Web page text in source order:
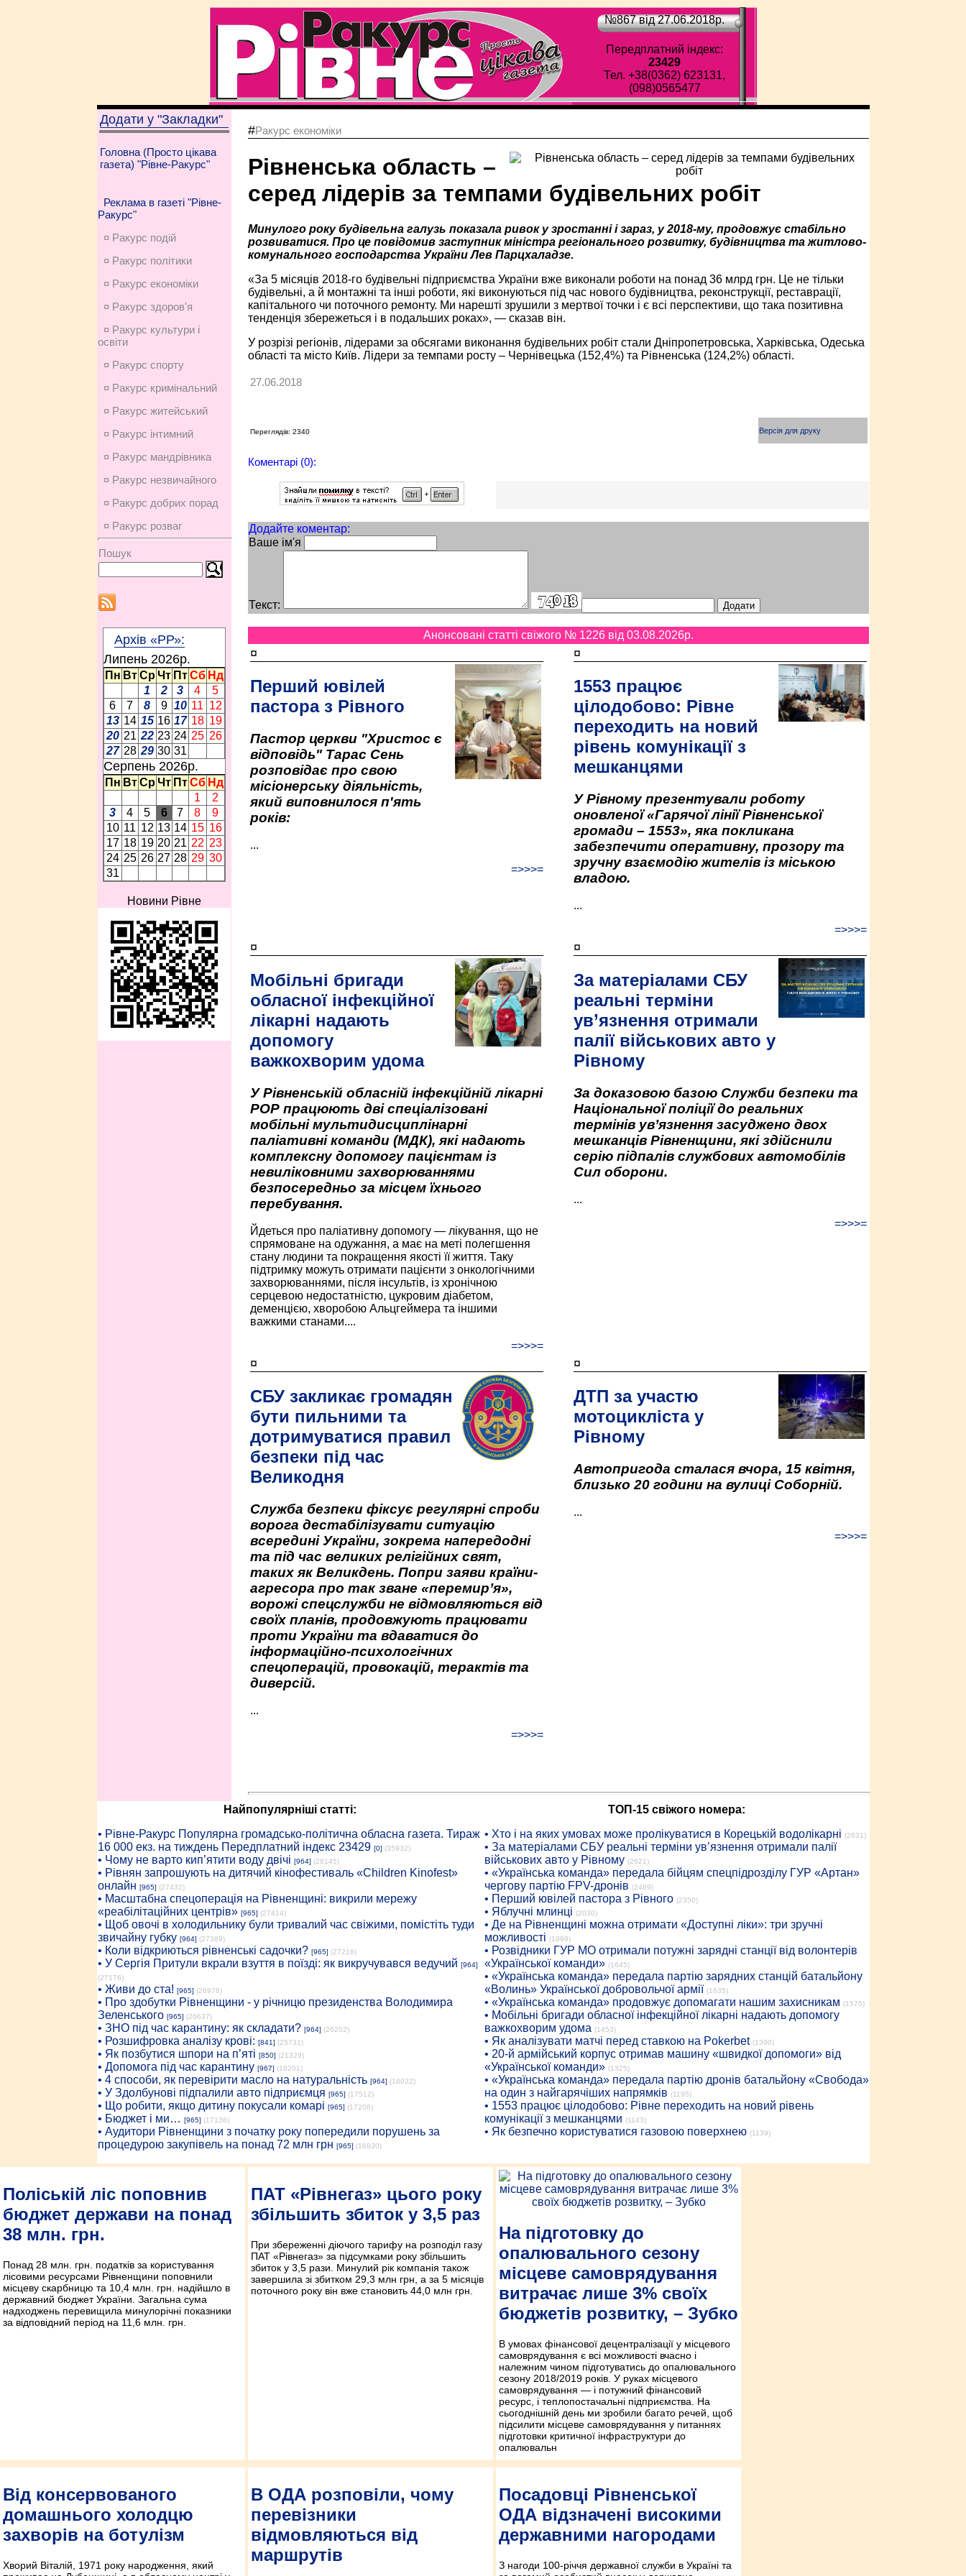
№867 від 27.06.2018p.
Передплатний індекс:
23429
Тел. +38(0362) 623131,
(098)0565477
Додати у "Закладки"
Головна (Просто цікава
газета) "Рівне-Ракурс"
Реклама в газеті "Рівне-
Ракурс"
¤ Ракурс подій
¤ Ракурс політики
¤ Ракурс економiки
¤ Ракурс здоров'я
¤ Ракурс культури і
освіти
¤ Ракурс спорту
¤ Ракурс кримінальний
¤ Ракурс житейський
¤ Ракурс інтимний
¤ Ракурс мандрівника
¤ Ракурс незвичайного
¤ Ракурс добрих порад
¤ Ракурс розваг
Пошук
Архів «РР»:
Липень 2026p.
Пн Вт Ср Чт Пт Сб Нд
1
2 3 4
5
6
7 8 9 10 11 12
13 14 15 16 17 18 19
20 21 22 23 24 25 26
27 28 29 30 31
Серпень 2026p.
Пн Вт Ср Чт Пт Сб Нд
1
2
3
4 5 6 7 8
9
10 11 12 13 14 15 16
17 18 19 20 21 22 23
24 25 26 27 28 29 30
31
Новини Рівне
#Ракурс економiки
Рівненська область –
серед лідерів за темпами будівельних робіт
Минулого року будівельна галузь показала ривок у зростанні і зараз, у 2018-му, продовжує стабільно
розвиватися. Про це повідомив заступник міністра регіонального розвитку, будівництва та житлово-
комунального господарства України Лев Парцхаладзе.
«За 5 місяців 2018-го будівельні підприємства України вже виконали роботи на понад 36 млрд грн. Це не тільки
будівельні, а й монтажні та інші роботи, які виконуються під час нового будівництва, реконструкції, реставрації,
капітального чи поточного ремонту. Ми нарешті зрушили з мертвої точки і є всі перспективи, що така позитивна
тенденція збережеться і в подальших роках», — сказав він.
У розрізі регіонів, лідерами за обсягами виконання будівельних робіт стали Дніпропетровська, Харківська, Одеська
області та місто Київ. Лідери за темпами росту – Чернівецька (152,4%) та Рівненська (124,2%) області.
27.06.2018
Переглядів: 2340 Версія для друку
Коментарі (0):
Додайте коментар:
Ваше ім'я
Текст:
Анонсовані статті свіжого № 1226 від 03.08.2026p.
¤
Перший ювілей
пастора з Рівного
Пастор церкви "Христос є
відповідь" Тарас Сень
розповідає про свою
місіонерську діяльність,
який виповнилося п'ять
років:
...
=>>>=
¤
1553 працює
цілодобово: Рівне
переходить на новий
рівень комунікації з
мешканцями
У Рівному презентували роботу
оновленої «Гарячої лінії Рівненської
громади – 1553», яка покликана
забезпечити оперативну, прозору та
зручну взаємодію жителів із міською
владою.
...
=>>>=
¤
Мобільні бригади
обласної інфекційної
лікарні надають
допомогу
важкохворим удома
У Рівненській обласній інфекційній лікарні
РОР працюють дві спеціалізовані
мобільні мультидисциплінарні
паліативні команди (МДК), які надають
комплексну допомогу пацієнтам із
невиліковними захворюваннями
безпосередньо за місцем їхнього
перебування.
Йдеться про паліативну допомогу — лікування, що не
спрямоване на одужання, а має на меті полегшення
стану людини та покращення якості її життя. Таку
підтримку можуть отримати пацієнти з онкологічними
захворюваннями, після інсультів, із хронічною
серцевою недостатністю, цукровим діабетом,
деменцією, хворобою Альцгеймера та іншими
важкими станами....
=>>>=
¤
За матеріалами СБУ
реальні терміни
ув’язнення отримали
палії військових авто у
Рівному
За доказовою базою Служби безпеки та
Національної поліції до реальних
термінів ув’язнення засуджено двох
мешканців Рівненщини, які здійснили
серію підпалів службових автомобілів
Сил оборони.
...
=>>>=
¤
СБУ закликає громадян
бути пильними та
дотримуватися правил
безпеки під час
Великодня
Служба безпеки фіксує регулярні спроби
ворога дестабілізувати ситуацію
всередині України, зокрема напередодні
та під час великих релігійних свят,
таких як Великдень. Попри заяви країни-
агресора про так зване «перемир’я»,
ворожі спецслужби не відмовляються від
своїх планів, продовжують працювати
проти України та вдаватися до
інформаційно-психологічних
спецоперацій, провокацій, терактів та
диверсій.
...
=>>>=
¤
ДТП за участю
мотоцикліста у
Рівному
Автопригода сталася вчора, 15 квітня,
близько 20 години на вулиці Соборній.
...
=>>>=
Найпопулярніші статті:
• Рiвне-Ракурс Популярна громадсько-політична обласна газета. Тираж
16 000 екз. на тиждень Передплатний індекс 23429 [0] (35932)
• Чому не варто кип’ятити воду двічі [964] (28145)
• Рівнян запрошують на дитячий кінофестиваль «Children Kinofest»
онлайн [965] (27432)
• Масштабна спецоперація на Рівненщині: викрили мережу
«реабілітаційних центрів» [965] (27414)
• Щоб овочі в холодильнику були тривалий час свіжими, помістіть туди
звичайну губку [964] (27389)
• Коли відкриються рівненські садочки? [965] (27216)
• У Сергія Притули вкрали взуття в поїзді: як викручувався ведучий [964]
(27176)
• Живи до ста! [965] (26976)
• Про здобутки Рівненщини - у річницю президенства Володимира
Зеленського [965] (26637)
• ЗНО під час карантину: як складати? [964] (26202)
• Розшифровка аналізу крові: [841] (25731)
• Як позбутися шпори на п’яті [850] (21329)
• Допомога під час карантину [967] (18201)
• 4 способи, як перевірити масло на натуральність [964] (18022)
• У Здолбунові підпалили авто підприємця [965] (17512)
• Що робити, якщо дитину покусали комарі [965] (17206)
• Бюджет і ми… [965] (17136)
• Аудитори Рівненщини з початку року попередили порушень за
процедурою закупівель на понад 72 млн грн [965] (16830)
ТОП-15 свіжого номера:
• Хто і на яких умовах може пролікуватися в Корецькій водолікарні (2631)
• За матеріалами СБУ реальні терміни ув’язнення отримали палії
військових авто у Рівному (2621)
• «Українська команда» передала бійцям спецпідрозділу ГУР «Артан»
чергову партію FPV-дронів (2489)
• Перший ювілей пастора з Рівного (2350)
• Яблучні млинці (2030)
• Де на Рівненщині можна отримати «Доступні ліки»: три зручні
можливості (1998)
• Розвідники ГУР МО отримали потужні зарядні станції від волонтерів
«Української команди» (1645)
• «Українська команда» передала партію зарядних станцій батальйону
«Волинь» Української добровольчої армії (1635)
• «Українська команда» продовжує допомагати нашим захисникам (1575)
• Мобільні бригади обласної інфекційної лікарні надають допомогу
важкохворим удома (1453)
• Як аналізувати матчі перед ставкою на Pokerbet (1390)
• 20-й армійський корпус отримав машину «швидкої допомоги» від
«Української команди» (1325)
• «Українська команда» передала партію дронів батальйону «Свобода»
на один з найгарячіших напрямків (1195)
• 1553 працює цілодобово: Рівне переходить на новий рівень
комунікації з мешканцями (1143)
• Як безпечно користуватися газовою поверхнею (1139)
Поліській ліс поповнив
бюджет держави на понад
38 млн. грн.
Понад 28 млн. грн. податків за користування
лісовими ресурсами Рівненщини поповнили
місцеву скарбницю та 10,4 млн. грн. надійшло в
державний бюджет України. Загальна сума
надходжень перевищила минулорічні показники
за відповідний період на 11,6 млн. грн.
ПАТ «Рівнегаз» цього року
збільшить збиток у 3,5 раз
При збереженні діючого тарифу на розподіл газу
ПАТ «Рівнегаз» за підсумками року збільшить
збиток у 3,5 рази. Минулий рік компанія також
завершила зі збитком 29,3 млн грн, а за 5 місяців
поточного року він вже становить 44,0 млн грн.
На підготовку до
опалювального сезону
місцеве самоврядування
витрачає лише 3% своїх
бюджетів розвитку, – Зубко
В умовах фінансової децентралізації у місцевого
самоврядування є всі можливості вчасно і
належним чином підготуватись до опалювального
сезону 2018/2019 років. У руках місцевого
самоврядування — і потужний фінансовий
ресурс, і теплопостачальні підприємства. На
сьогоднішній день ми зробили багато речей, щоб
підсилити місцеве самоврядування у питаннях
підготовки критичної інфраструктури до
опалювальн
Від консервованого
домашнього холодцю
захворів на ботулізм
Хворий Віталій, 1971 року народження, який
В ОДА розповіли, чому
перевізники
відмовляються від
маршрутів
Посадовці Рівненської
ОДА відзначені високими
державними нагородами
З нагоди 100-річчя державної служби в Україні та